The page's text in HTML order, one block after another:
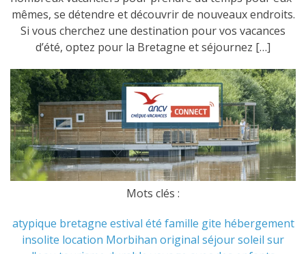
mêmes, se détendre et découvrir de nouveaux endroits.
Si vous cherchez une destination pour vos vacances
d’été, optez pour la Bretagne et séjournez […]
Mots clés :
atypique bretagne estival été famille gite hébergement
insolite location Morbihan original séjoursoleil sur